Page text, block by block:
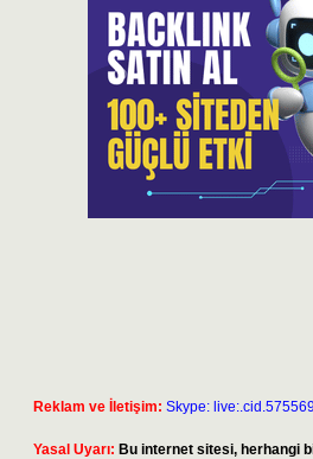
Reklam ve İletişim: Skype:
Yasal Uyarı: Bu internet sitesi, herhangi